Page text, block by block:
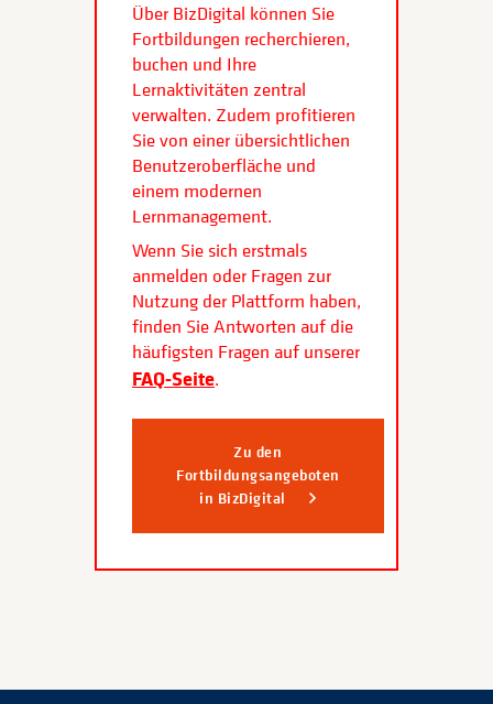
Über BizDigital können Sie
Fortbildungen recherchieren,
buchen und Ihre
Lernaktivitäten zentral
verwalten. Zudem profitieren
Sie von einer übersichtlichen
Benutzeroberfläche und
einem modernen
Lernmanagement.
Wenn Sie sich erstmals
anmelden oder Fragen zur
Nutzung der Plattform haben,
finden Sie Antworten auf die
häufigsten Fragen auf unserer
FAQ-Seite.
Zu den
Fortbildungsangeboten
in BizDigital